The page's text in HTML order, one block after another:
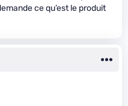
ce qu’est le produit